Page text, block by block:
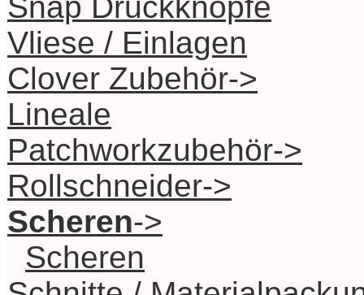
Vliese / Einlagen
Clover Zubehör->
Lineale
Patchworkzubehör->
Rollschneider->
Scheren->
Scheren